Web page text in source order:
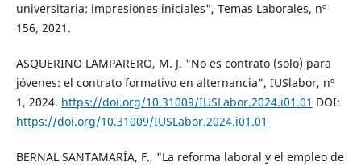
universitaria: impresiones iniciales", Temas Laborales, nº
156, 2021.
ASQUERINO LAMPARERO, M. J. "No es contrato (solo) para
jóvenes: el contrato formativo en alternancia", IUSlabor, nº
1, 2024. https://doi.org/10.31009/IUSLabor.2024.i01.01 DOI:
https://doi.org/10.31009/IUSLabor.2024.i01.01
BERNAL SANTAMARÍA, F., "La reforma laboral y el empleo de